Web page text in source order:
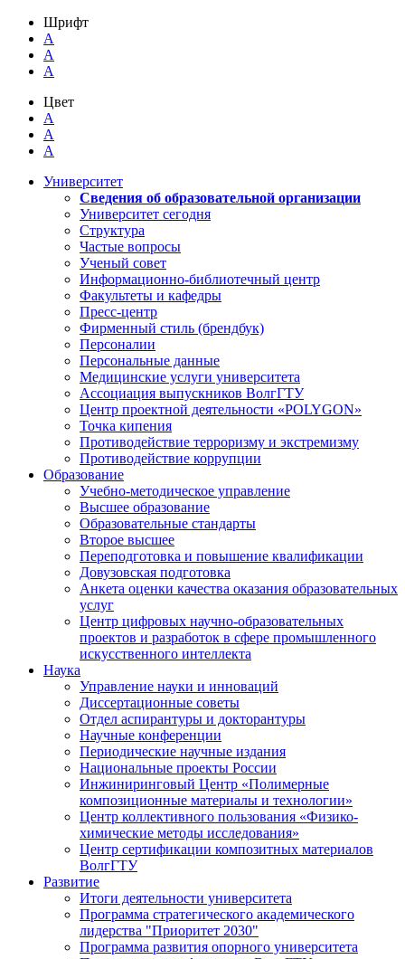
Шрифт
A
A
A
Цвет
A
A
A
Университет
Сведения об образовательной организации
Университет сегодня
Структура
Частые вопросы
Ученый совет
Информационно-библиотечный центр
Факультеты и кафедры
Пресс-центр
Фирменный стиль (брендбук)
Персоналии
Персональные данные
Медицинские услуги университета
Ассоциация выпускников ВолгГТУ
Центр проектной деятельности «POLYGON»
Точка кипения
Противодействие терроризму и экстремизму
Противодействие коррупции
Образование
Учебно-методическое управление
Высшее образование
Образовательные стандарты
Второе высшее
Переподготовка и повышение квалификации
Довузовская подготовка
Анкета оценки качества оказания образовательных
услуг
Центр цифровых научно-образовательных
проектов и разработок в сфере промышленного
искусственного интеллекта
Наука
Управление науки и инноваций
Диссертационные советы
Отдел аспирантуры и докторантуры
Научные конференции
Периодические научные издания
Национальные проекты России
Инжиниринговый Центр «Полимерные
композиционные материалы и технологии»
Центр коллективного пользования «Физико-
химические методы исследования»
Центр сертификации композитных материалов
ВолгГТУ
Развитие
Итоги деятельности университета
Программа стратегического академического
лидерства "Приоритет 2030"
Программа развития опорного университета